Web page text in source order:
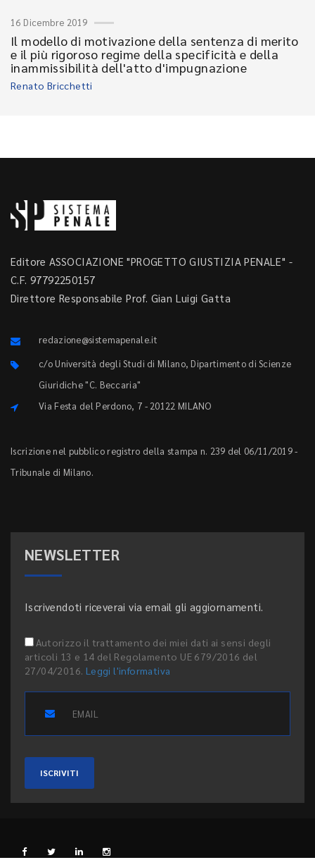
16 Dicembre 2019
Il modello di motivazione della sentenza di merito
e il più rigoroso regime della specificità e della
inammissibilità dell'atto d'impugnazione
Renato Bricchetti
Editore ASSOCIAZIONE "PROGETTO GIUSTIZIA PENALE" -
C.F. 97792250157
Direttore Responsabile Prof. Gian Luigi Gatta
redazione@sistemapenale.it
c/o Università degli Studi di Milano, Dipartimento di Scienze
Giuridiche "C. Beccaria"
Via Festa del Perdono, 7 - 20122 MILANO
Iscrizione nel pubblico registro della stampa n. 239 del 06/11/2019 -
Tribunale di Milano.
NEWSLETTER
Iscrivendoti riceverai via email gli aggiornamenti.
Autorizzo il trattamento dei miei dati ai sensi degli
articoli 13 e 14 del Regolamento UE 679/2016 del
27/04/2016. Leggi l'informativa
ISCRIVITI